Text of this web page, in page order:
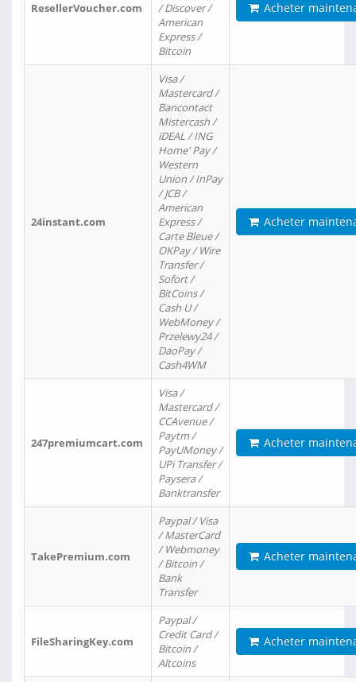
ResellerVoucher.com
/ Discover /
American
Express /
Bitcoin
Acheter
24instant.com
Visa /
Mastercard /
Bancontact
Mistercash /
iDEAL / ING
Home' Pay /
Western
Union / InPay
/ JCB /
American
Express /
Carte Bleue /
OKPay / Wire
Transfer /
Sofort /
BitCoins /
Cash U /
WebMoney /
Przelewy24 /
DaoPay /
Cash4WM
Acheter
247premiumcart.com
Visa /
Mastercard /
CCAvenue /
Paytm /
PayUMoney /
UPi Transfer /
Paysera /
Banktransfer
Acheter
TakePremium.com
Paypal / Visa
/ MasterCard
/ Webmoney
/ Bitcoin /
Bank
Transfer
Acheter
FileSharingKey.com
Paypal /
Credit Card /
Bitcoin /
Altcoins
Acheter